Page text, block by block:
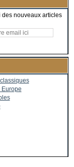
nouveaux articles
Europe